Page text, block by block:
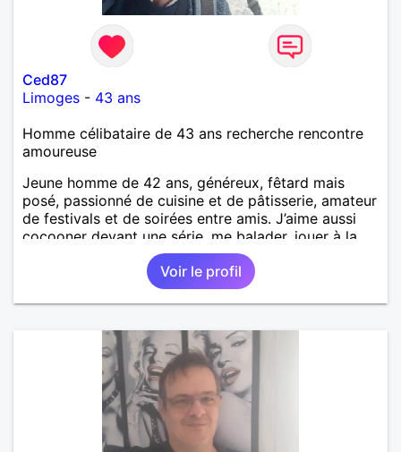
Ced87
Limoges - 43 ans
Homme célibataire de 43 ans recherche rencontre
amoureuse
Jeune homme de 42 ans, généreux, fêtard mais
posé, passionné de cuisine et de pâtisserie, amateur
de festivals et de soirées entre amis. J’aime aussi
cocooner devant une série, me balader, jouer à la
pétanque ou au palet. Je cherche quelqu’un de vrai,
ouverte d’esprit, qui aime profiter de la vie et des
petits bonheurs simples à deux. ✨ Aimer les gens,
c’est déjà essayer de s’aimer.
Voir le profil